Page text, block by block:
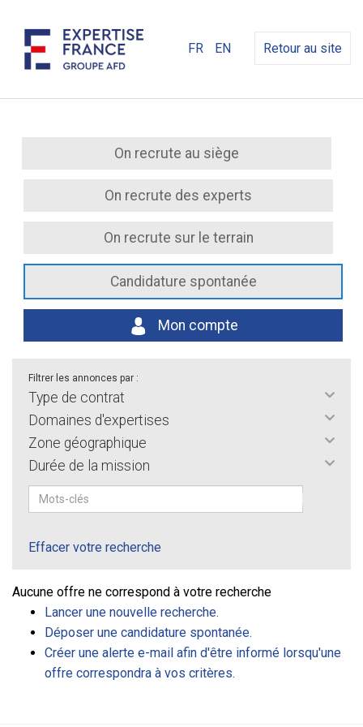
FR EN Retour au site
On recrute au siège
On recrute des experts
On recrute sur le terrain
Candidature spontanée
Mon compte
Filtrer les annonces par :
Type de contrat
Domaines d'expertises
Zone géographique
Durée de la mission
Effacer votre recherche
Aucune offre ne correspond à votre recherche
Lancer une nouvelle recherche.
Déposer une candidature spontanée.
Créer une alerte e-mail afin d'être informé lorsqu'une
offre correspondra à vos critères.